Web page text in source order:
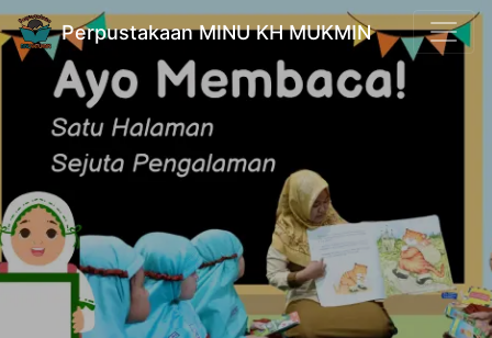
Perpustakaan MINU KH MUKMIN